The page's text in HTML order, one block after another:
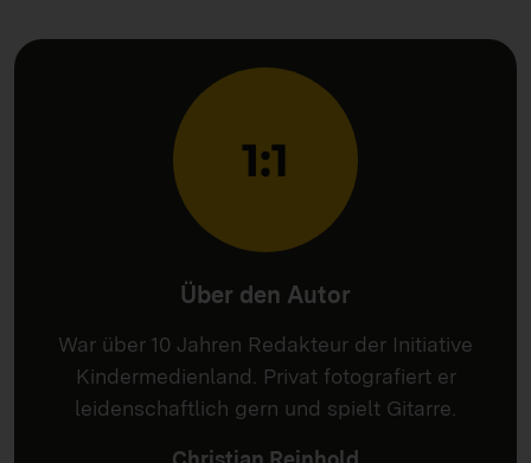
Über den Autor
War über 10 Jahren Redakteur der Initiative
Kindermedienland. Privat fotografiert er
leidenschaftlich gern und spielt Gitarre.